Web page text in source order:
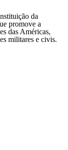
da
promove a
das Américas,
militares e civis.